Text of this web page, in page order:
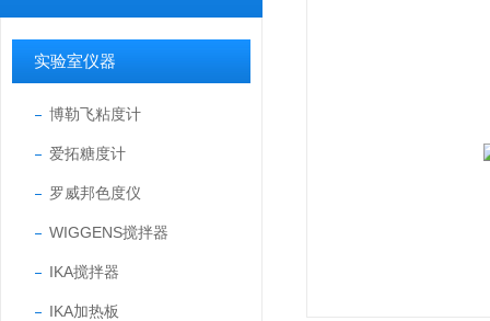
实验室仪器
博勒飞粘度计
爱拓糖度计
罗威邦色度仪
WIGGENS搅拌器
IKA搅拌器
IKA加热板